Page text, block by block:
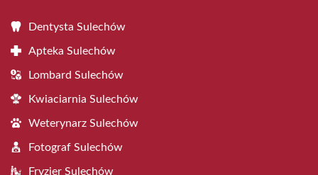
Dentysta Sulechów
Apteka Sulechów
Lombard Sulechów
Kwiaciarnia Sulechów
Weterynarz Sulechów
Fotograf Sulechów
Fryzjer Sulechów